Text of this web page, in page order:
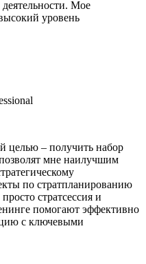
Мое
уровень
целью – получить набор
мне наилучшим
по стратпланированию
стратсессия и
помогают эффективно
с ключевыми